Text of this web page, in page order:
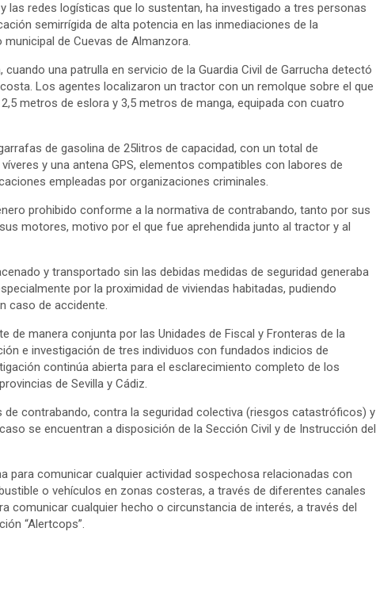
las redes logísticas que lo sustentan, ha investigado a tres personas
semirrígida de alta potencia en las inmediaciones de la
de Cuevas de Almanzora.
una patrulla en servicio de la Guardia Civil de Garrucha detectó
Los agentes localizaron un tractor con un remolque sobre el que
metros de eslora y 3,5 metros de manga, equipada con cuatro
de gasolina de 25litros de capacidad, con un total de
y una antena GPS, elementos compatibles con labores de
empleadas por organizaciones criminales.
prohibido conforme a la normativa de contrabando, tanto por sus
motores, motivo por el que fue aprehendida junto al tractor y al
y transportado sin las debidas medidas de seguridad generaba
por la proximidad de viviendas habitadas, pudiendo
caso de accidente.
de manera conjunta por las Unidades de Fiscal y Fronteras de la
e investigación de tres individuos con fundados indicios de
continúa abierta para el esclarecimiento completo de los
de Sevilla y Cádiz.
contrabando, contra la seguridad colectiva (riesgos catastróficos) y
se encuentran a disposición de la Sección Civil y de Instrucción del
para comunicar cualquier actividad sospechosa relacionadas con
o vehículos en zonas costeras, a través de diferentes canales
comunicar cualquier hecho o circunstancia de interés, a través del
“Alertcops”.